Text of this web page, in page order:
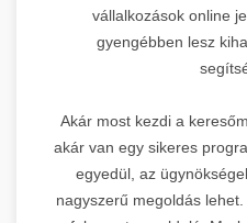
vállalkozások online
gyengébben lesz
Akár most kezdi a
akár van egy sikeres
egyedül, az
nagyszerű megoldás